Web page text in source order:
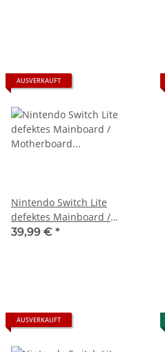
AUSVERKAUFT
Nintendo Switch Lite
defektes Mainboard /
Motherboard Ersatzteil
39,99 € *
AUSVERKAUFT